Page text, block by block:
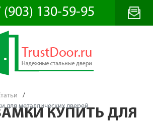
/
для металлических дверейКУПИТЬ ДЛЯ
(903) 130-59-95